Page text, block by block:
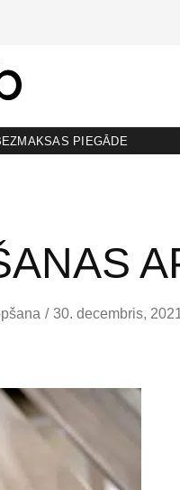
PIEGĀDE
30. decembris,